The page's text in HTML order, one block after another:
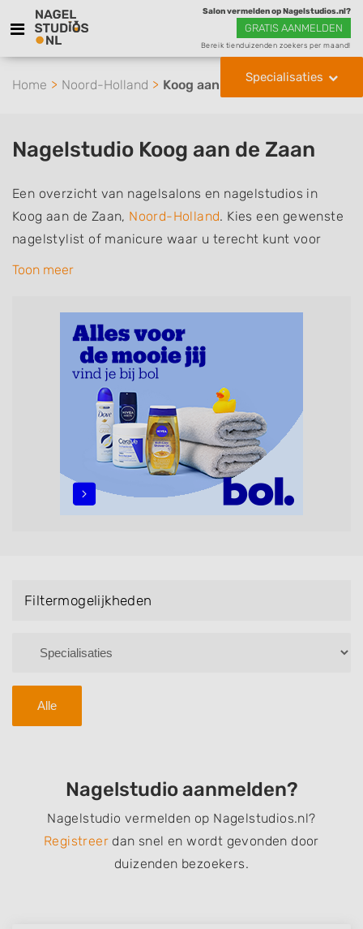
Salon vermelden op Nagelstudios.nl?
GRATIS AANMELDEN
Bereik tienduizenden zoekers per maand!
Specialisaties
Home Noord-Holland Koog aan de Zaan
Nagelstudio Koog aan de Zaan
Een overzicht van nagelsalons en nagelstudios in
Koog aan de Zaan, Noord-Holland. Kies een gewenste
nagelstylist of manicure waar u terecht kunt voor
handverzorging, nagelverzorging en soms ook
Manicure, Pedicure, French Manicure, Acrylnagels,
Gelnagels, Nailart, Parrafinebehandeling, 3D Nailart,
Bruidsnagels en Handmassage. U kunt de
zoekresultaten filteren met behulp van de
specialisatie filter en u vindt zoekresultaten in iedere
wijk (noord, oost, zuid, west en het centrum) van Koog
Toon meer
Filtermogelijkheden
Alle
Nagelstudio aanmelden?
Nagelstudio vermelden op Nagelstudios.nl?
Registreer dan snel en wordt gevonden door
duizenden bezoekers.